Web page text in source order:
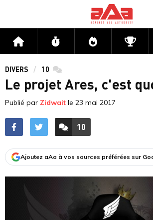
Accueil Flux Directs
DIVERS 10 commentaires
Le projet Ares, c'est
Publié par Zidwait le 23 mai 2017
ACCÉDER AUX
10
COMMENTAIRES
Ajoutez aAa à vos sources préférées sur